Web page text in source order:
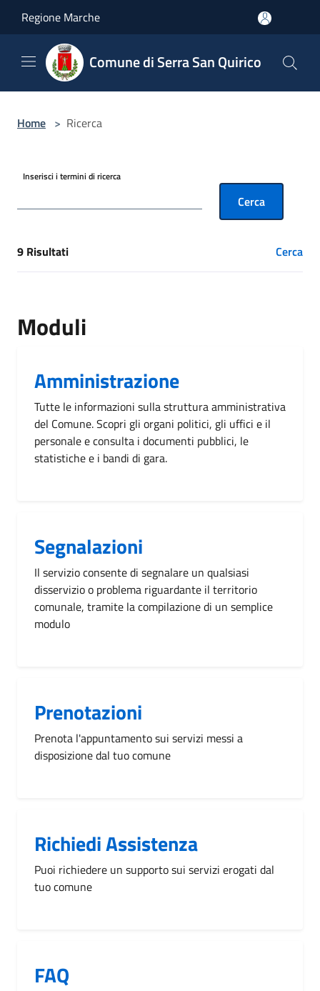
Regione Marche
Comune di Serra San Quirico
Home > Ricerca
Inserisci i termini di ricerca
Cerca
[results] Risultati
9 Risultati Cerca
Moduli
Amministrazione
Tutte le informazioni sulla struttura amministrativa
del Comune. Scopri gli organi politici, gli uffici e il
personale e consulta i documenti pubblici, le
statistiche e i bandi di gara.
Segnalazioni
Il servizio consente di segnalare un qualsiasi
disservizio o problema riguardante il territorio
comunale, tramite la compilazione di un semplice
modulo
Prenotazioni
Prenota l'appuntamento sui servizi messi a
disposizione dal tuo comune
Richiedi Assistenza
Puoi richiedere un supporto sui servizi erogati dal
tuo comune
FAQ